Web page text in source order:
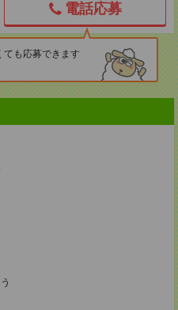
電話応募
ても応募できます